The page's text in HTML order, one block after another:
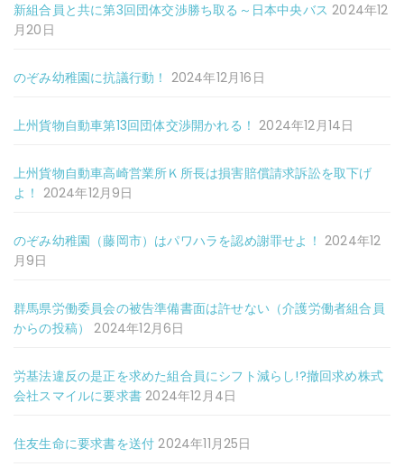
新組合員と共に第3回団体交渉勝ち取る～日本中央バス 2024年12
月20日
のぞみ幼稚園に抗議行動！ 2024年12月16日
上州貨物自動車第13回団体交渉開かれる！ 2024年12月14日
上州貨物自動車高崎営業所Ｋ所長は損害賠償請求訴訟を取下げ
よ！ 2024年12月9日
のぞみ幼稚園（藤岡市）はパワハラを認め謝罪せよ！ 2024年12
月9日
群馬県労働委員会の被告準備書面は許せない（介護労働者組合員
からの投稿）
2024年12月6日
労基法違反の是正を求めた組合員にシフト減らし!?撤回求め株式
会社スマイルに要求書 2024年12月4日
住友生命に要求書を送付 2024年11月25日